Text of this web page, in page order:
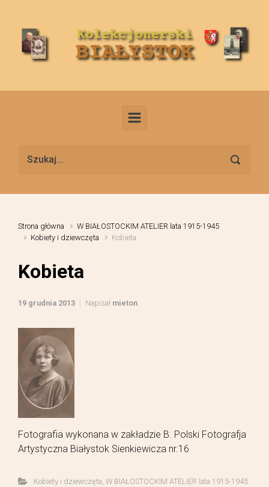
Strona główna
W BIAŁOSTOCKIM ATELIER lata 1915-1945
Kobiety i dziewczęta
Kobieta
Kobieta
19 grudnia 2013 Napisał mieton
Fotografia wykonana w zakładzie B. Polski Fotografja
Artystyczna Białystok Sienkiewicza nr.16
Kobiety i dziewczęta W BIAŁOSTOCKIM ATELIER lata 1915-1945